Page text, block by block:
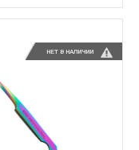
НЕТ В НАЛИЧИИ